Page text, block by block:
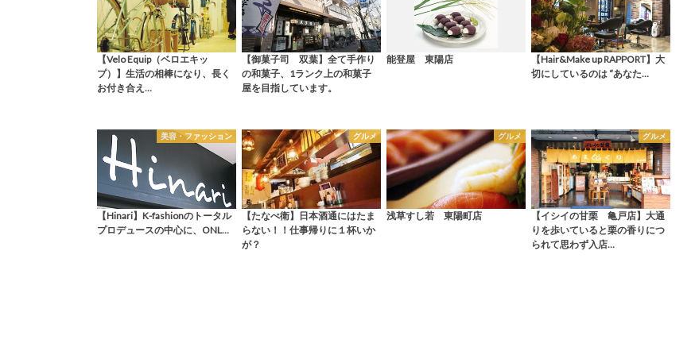
【Velo Equip（ベロエキッ
プ）】生活の相棒になり、長く
お付き合え…
【御菓子司 双葉】全て手作り
の和菓子、1ランク上の和菓子
屋を目指しています。
能登屋 東陽店
【Hair&Make up RAPPORT】大
切にしているのは “あなた…
美容・ファッション
【Hinari】K-fashionのトータル
プロデュースの中心に、ONL…
グルメ
【たなべ衛】日本酒通にはたま
らない！！仕事帰りに１杯いか
が？
グルメ
浅草すし若 東陽町店
グルメ
【イシイの甘栗 亀戸店】大通
りを歩いていると栗の香りにつ
られて思わず入店…